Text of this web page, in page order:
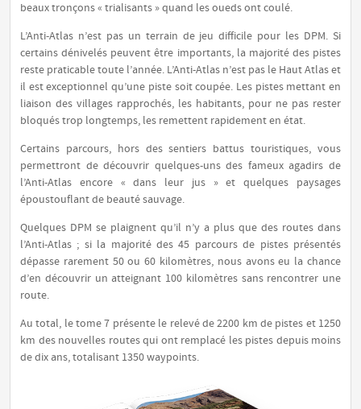
beaux tronçons « trialisants » quand les oueds ont coulé.
L’Anti-Atlas n’est pas un terrain de jeu difficile pour les DPM. Si
certains dénivelés peuvent être importants, la majorité des pistes
reste praticable toute l’année. L’Anti-Atlas n’est pas le Haut Atlas et
il est exceptionnel qu’une piste soit coupée. Les pistes mettant en
liaison des villages rapprochés, les habitants, pour ne pas rester
bloqués trop longtemps, les remettent rapidement en état.
Certains parcours, hors des sentiers battus touristiques, vous
permettront de découvrir quelques-uns des fameux agadirs de
l’Anti-Atlas encore « dans leur jus » et quelques paysages
époustouflant de beauté sauvage.
Quelques DPM se plaignent qu’il n’y a plus que des routes dans
l’Anti-Atlas ; si la majorité des 45 parcours de pistes présentés
dépasse rarement 50 ou 60 kilomètres, nous avons eu la chance
d’en découvrir un atteignant 100 kilomètres sans rencontrer une
route.
Au total, le tome 7 présente le relevé de 2200 km de pistes et 1250
km des nouvelles routes qui ont remplacé les pistes depuis moins
de dix ans, totalisant 1350 waypoints.